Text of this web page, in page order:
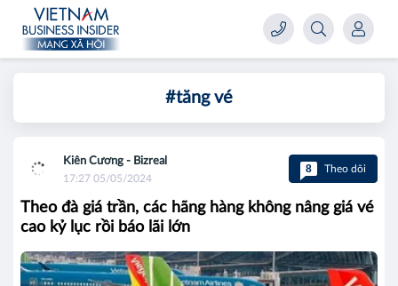
#tăng vé
Kiên Cương - Bizreal
17:27 05/05/2024
8 Theo dõi
Theo đà giá trần, các hãng hàng không nâng giá vé
cao kỷ lục rồi báo lãi lớn